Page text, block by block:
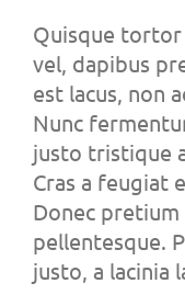
Quisque tortor
vel, dapibus
est lacus, non
Nunc
justo tristique
Cras a feugiat
Donec
pellentesque.
justo, a lacinia